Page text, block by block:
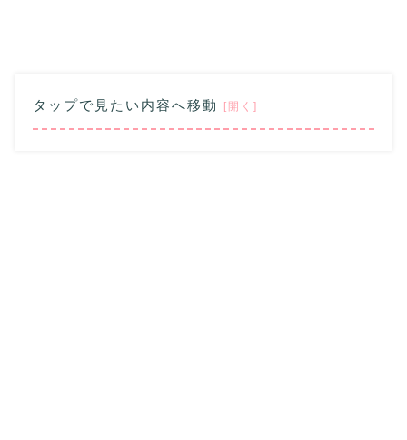
タップで見たい内容へ移動